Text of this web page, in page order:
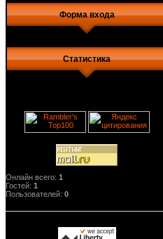
Форма входа
Статистика
Онлайн всего: 1
Гостей: 1
Пользователей: 0